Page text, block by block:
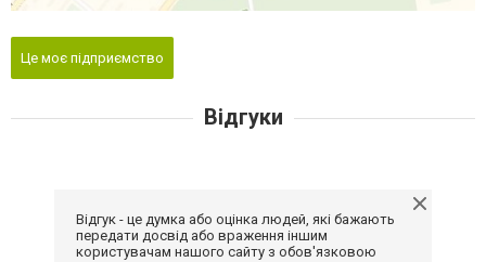
Це моє підприємство
Відгуки
Відгук - це думка або оцінка людей, які бажають
передати досвід або враження іншим
користувачам нашого сайту з обов'язковою